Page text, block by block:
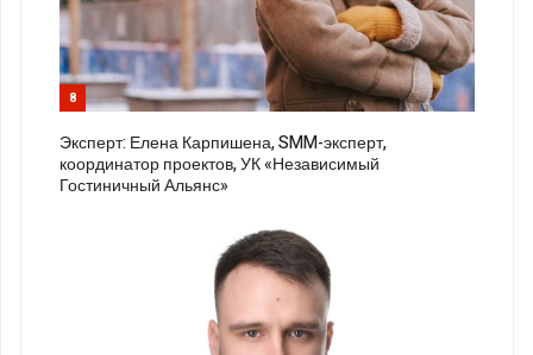
8
Эксперт: Елена Карпишена, SMM-эксперт,
координатор проектов, УК «Независимый
Гостиничный Альянс»